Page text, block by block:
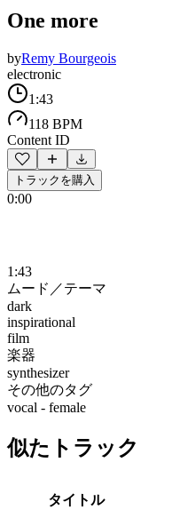
One more
byRemy Bourgeois
electronic
1:43
118 BPM
Content ID
トラックを購入
0:00
1:43
ムード／テーマ
dark
inspirational
film
楽器
synthesizer
その他のタグ
vocal - female
似たトラック
タイトル